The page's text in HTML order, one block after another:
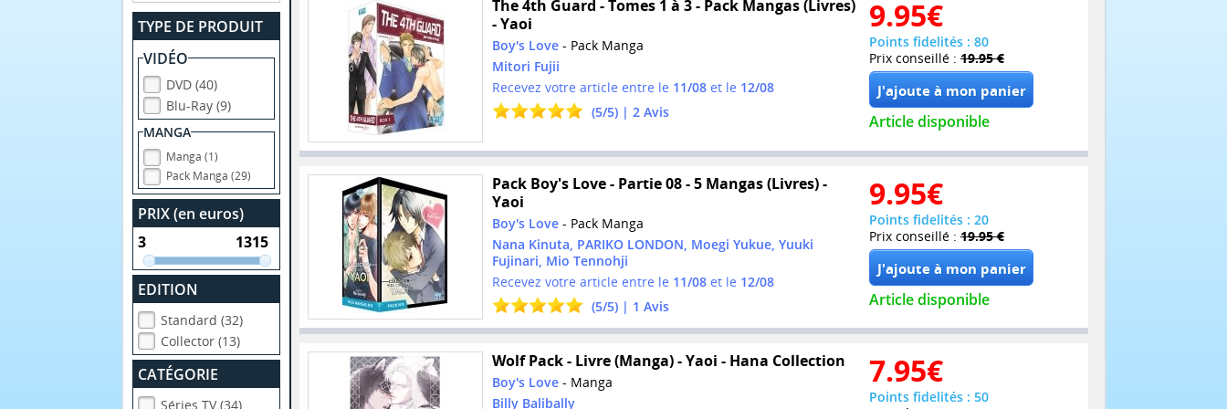
TYPE DE PRODUIT
VIDÉO
DVD (40)
Blu-Ray (9)
MANGA
Manga (1)
Pack Manga (29)
PRIX (en euros)
EDITION
Standard (32)
Collector (13)
CATÉGORIE
Séries TV (34)
The 4th Guard - Tomes 1 à 3 - Pack Mangas (Livres)
- Yaoi
Boy's Love- Pack Manga
Mitori Fujii
Recevez votre article entre le 11/08et le 12/08
(5/5) | 2Avis
9.95€
Points fidelités : 80
Prix conseillé : 19.95 €
Article disponible
Pack Boy's Love - Partie 08 - 5 Mangas (Livres) -
Yaoi
Boy's Love- Pack Manga
Nana Kinuta, PARIKO LONDON, Moegi Yukue, Yuuki
Fujinari, Mio Tennohji
Recevez votre article entre le 11/08et le 12/08
(5/5) | 1 Avis
9.95€
Points fidelités : 20
Prix conseillé : 19.95 €
Article disponible
Wolf Pack - Livre (Manga) - Yaoi - Hana Collection
Boy's Love- Manga
Billy Balibally
7.95€
Points fidelités : 50